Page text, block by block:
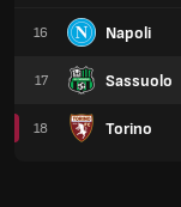
16 Napoli
17 Sassuolo
18 Torino